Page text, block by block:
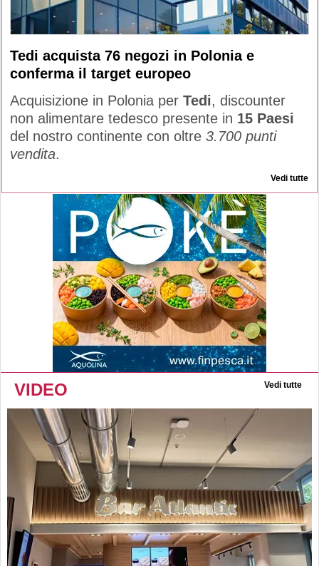
Tedi acquista 76 negozi in Polonia e
conferma il target europeo
Acquisizione in Polonia per Tedi, discounter
non alimentare tedesco presente in 15 Paesi
del nostro continente con oltre 3.700 punti
vendita.
Vedi tutte
VIDEO Vedi tutte